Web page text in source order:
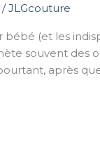
/JLGcouture
bébé (et les
souvent
après